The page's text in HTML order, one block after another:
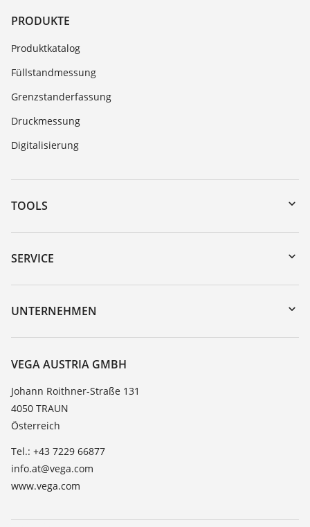
PRODUKTE
Produktkatalog
Füllstandmessung
Grenzstanderfassung
Druckmessung
Digitalisierung
TOOLS
Download-Center
Gerätesuche (Seriennummer)
DTM Collection/PACTware
SERVICE
Geräterücksendung
Trainings
Beständigkeitsliste
TeamViewer
UNTERNEHMEN
Karriere
Über VEGA
Kontakt
News
Presse
Blog
VEGA AUSTRIA GMBH
Johann Roithner-Straße 131
4050 TRAUN
Österreich
Tel.: +43 7229 66877
info.at@vega.com
www.vega.com